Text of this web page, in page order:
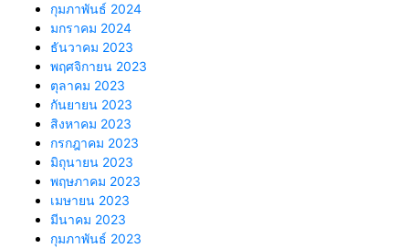
กุมภาพันธ์ 2024
มกราคม 2024
ธันวาคม 2023
พฤศจิกายน 2023
ตุลาคม 2023
กันยายน 2023
สิงหาคม 2023
กรกฎาคม 2023
มิถุนายน 2023
พฤษภาคม 2023
เมษายน 2023
มีนาคม 2023
กุมภาพันธ์ 2023